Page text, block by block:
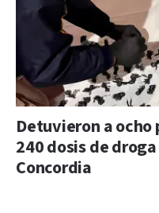
Detuvieron a ocho
240 dosis de
Concordia